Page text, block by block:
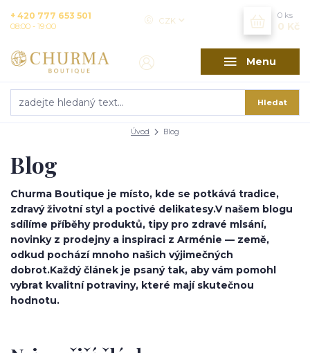
Menu
CZK
Hledat
+ 420 777 653 501
08:00 - 19:00
0 ks
0 Kč
Úvod Blog
Blog
Churma Boutique je místo, kde se potkává tradice,
zdravý životní styl a poctivé delikatesy.V našem blogu
sdílíme příběhy produktů, tipy pro zdravé mlsání,
novinky z prodejny a inspiraci z Arménie — země,
odkud pochází mnoho našich výjimečných
dobrot.Každý článek je psaný tak, aby vám pomohl
vybrat kvalitní potraviny, které mají skutečnou
hodnotu.